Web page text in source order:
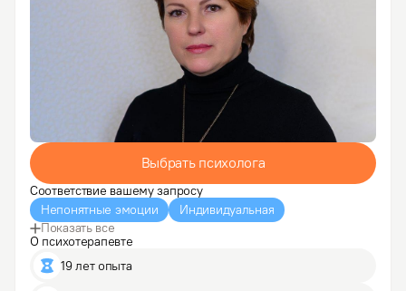
Выбрать психолога
Соответствие вашему запросу
Непонятные эмоции
Индивидуальная
Показать все
О психотерапевте
19 лет опыта